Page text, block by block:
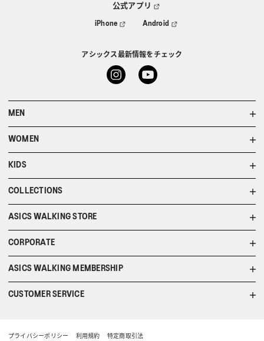
公式アプリ
iPhone Android
アシックス最新情報をチェック
MEN
WOMEN
KIDS
COLLECTIONS
ASICS WALKING STORE
CORPORATE
ASICS WALKING MEMBERSHIP
CUSTOMER SERVICE
プライバシーポリシー 利用規約 特定商取引法